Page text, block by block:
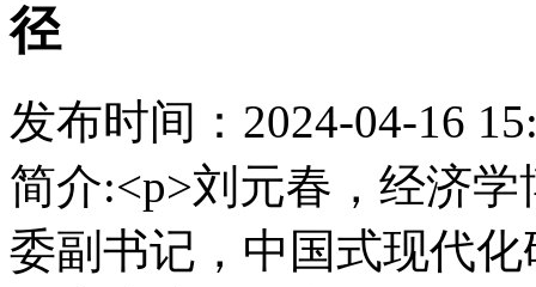
径
发布时间：2024-04-16
简介:<p>刘元春，经济
委副书记，中国式现代